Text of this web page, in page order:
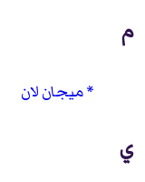
م
ميجان لان
ي